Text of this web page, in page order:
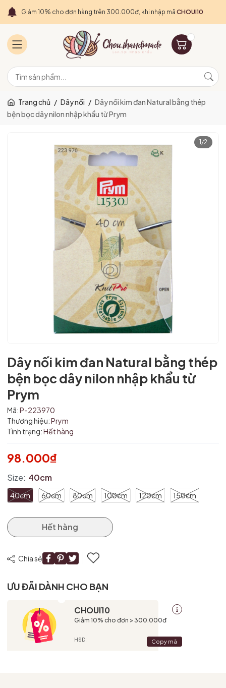
Giảm 10% cho đơn hàng trên 300.000đ, khi nhập mã CHOUI10
Trang chủ / Dây nối / Dây nối kim đan Natural bằng thép
bện bọc dây nilon nhập khẩu từ Prym
1 /2
Dây nối kim đan Natural bằng thép
bện bọc dây nilon nhập khẩu từ
Prym
Mã:P-223970
Thương hiệu:Prym
Tình trạng:Hết hàng
98.000₫
Size: 40cm
40cm 60cm 80cm 100cm 120cm 150cm
Hết hàng
Chia sẻ
ƯU ĐÃI DÀNH CHO BẠN
CHOUI10
Giảm 10% cho đơn > 300.000đ
HSD: Copy mã
Mã giảm giá:
Ngày hết hạn:
Điều kiện: